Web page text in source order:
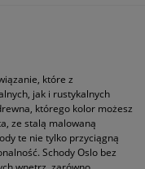
które z
jak i rustykalnych
którego kolor możesz
ze stalą malowaną
te nie tylko przyciągną
Schody Oslo bez